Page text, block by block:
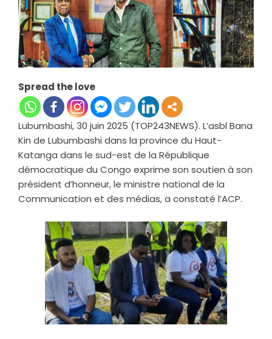
Spread the love
Lubumbashi, 30 juin 2025 (TOP243NEWS). L’asbl Bana
Kin de Lubumbashi dans la province du Haut-
Katanga dans le sud-est de la République
démocratique du Congo exprime son soutien à son
président d’honneur, le ministre national de la
Communication et des médias, a constaté l’ACP.